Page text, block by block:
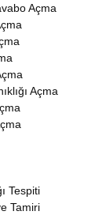
Açma
Açma
Tespiti
Tamiri